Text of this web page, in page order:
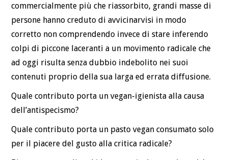
commercialmente più che riassorbito, grandi masse di
persone hanno creduto di avvicinarvisi in modo
corretto non comprendendo invece di stare inferendo
colpi di piccone laceranti a un movimento radicale che
ad oggi risulta senza dubbio indebolito nei suoi
contenuti proprio della sua larga ed errata diffusione.
Quale contributo porta un vegan-igienista alla causa
dell’antispecismo?
Quale contributo porta un pasto vegan consumato solo
per il piacere del gusto alla critica radicale?